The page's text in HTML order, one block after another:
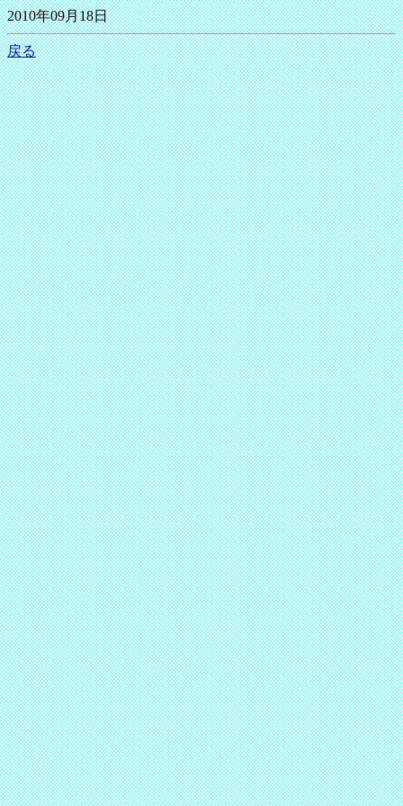
2010年09月18日
戻る